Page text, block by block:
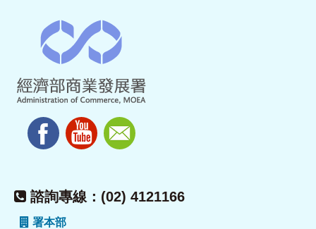
諮詢專線：(02) 4121166
署本部